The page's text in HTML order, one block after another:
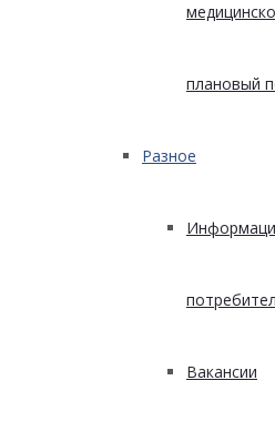
плановый
Разное
Вакансии